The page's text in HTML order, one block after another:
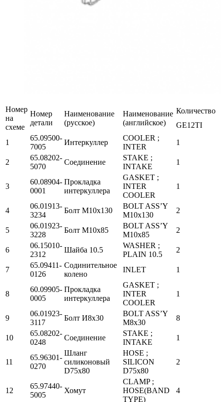
Номер
на
схеме
Номер
детали
Наименование
(русское)
Наименование
(английское)
Количество
GE12TI
1
65.09500-
7005
Интеркуллер
COOLER ;
INTER
1
2
65.08202-
5070
Соединение
STAKE ;
INTAKE
1
3
60.08904-
0001
Прокладка
интеркуллера
GASKET ;
INTER
COOLER
1
4
06.01913-
3234
Болт М10х130
BOLT ASS’Y
M10x130
2
5
06.01923-
3228
Болт М10х85
BOLT ASS’Y
M10x85
2
6
06.15010-
2312
Шайба 10.5
WASHER ;
PLAIN 10.5
2
7
65.09411-
0126
Содинительное
колено
INLET 1
8
60.09905-
0005
Прокладка
интеркуллера
GASKET ;
INTER
COOLER
1
9
06.01923-
3117
Болт И8х30
BOLT ASS’Y
M8x30
8
10
65.08202-
0248
Соединение
STAKE ;
INTAKE
1
11
65.96301-
0270
Шланг
силиконовый
D75x80
HOSE ;
SILICON
D75x80
2
12
65.97440-
5005
Хомут
CLAMP ;
HOSE(BAND
TYPE)
4